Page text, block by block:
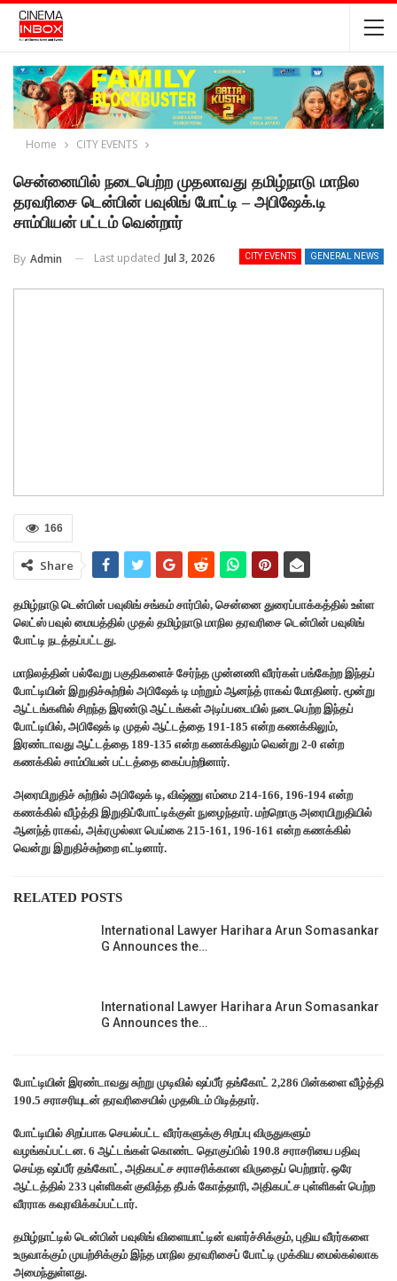
Home CITY EVENTS
சென்னையில் நடைபெற்ற முதலாவது தமிழ்நாடு மாநில
தரவரிசை டென்பின் பவுலிங் போட்டி – அபிஷேக்.டி
சாம்பியன் பட்டம் வென்றார்
CITY EVENTS GENERAL NEWS
By Admin Last updated Jul 3, 2026
166
Share
தமிழ்நாடு டென்பின் பவுலிங் சங்கம் சார்பில், சென்னை துரைப்பாக்கத்தில் உள்ள
லெட்ஸ் பவுல் மையத்தில் முதல் தமிழ்நாடு மாநில தரவரிசை டென்பின் பவுலிங்
போட்டி நடத்தப்பட்டது.
மாநிலத்தின் பல்வேறு பகுதிகளைச் சேர்ந்த முன்னணி வீரர்கள் பங்கேற்ற இந்தப்
போட்டியின் இறுதிச்சுற்றில் அபிஷேக் டி மற்றும் ஆனந்த் ராகவ் மோதினர். மூன்று
ஆட்டங்களில் சிறந்த இரண்டு ஆட்டங்கள் அடிப்படையில் நடைபெற்ற இந்தப்
போட்டியில், அபிஷேக் டி முதல் ஆட்டத்தை 191-185 என்ற கணக்கிலும்,
இரண்டாவது ஆட்டத்தை 189-135 என்ற கணக்கிலும் வென்று 2-0 என்ற
கணக்கில் சாம்பியன் பட்டத்தை கைப்பற்றினார்.
அரையிறுதிச் சுற்றில் அபிஷேக் டி, விஷ்ணு எம்மை 214-166, 196-194 என்ற
கணக்கில் வீழ்த்தி இறுதிப்போட்டிக்குள் நுழைந்தார். மற்றொரு அரையிறுதியில்
ஆனந்த் ராகவ், அக்ரமுல்லா பெய்கை 215-161, 196-161 என்ற கணக்கில்
வென்று இறுதிச்சுற்றை எட்டினார்.
RELATED POSTS
International Lawyer Harihara Arun Somasankar
G Announces the…
International Lawyer Harihara Arun Somasankar
G Announces the…
போட்டியின் இரண்டாவது சுற்று முடிவில் ஷப்பீர் தங்கோட் 2,286 பின்களை வீழ்த்தி
190.5 சராசரியுடன் தரவரிசையில் முதலிடம் பிடித்தார்.
போட்டியில் சிறப்பாக செயல்பட்ட வீரர்களுக்கு சிறப்பு விருதுகளும்
வழங்கப்பட்டன. 6 ஆட்டங்கள் கொண்ட தொகுப்பில் 190.8 சராசரியை பதிவு
செய்த ஷப்பீர் தங்கோட், அதிகபட்ச சராசரிக்கான விருதைப் பெற்றார். ஒரே
ஆட்டத்தில் 233 புள்ளிகள் குவித்த தீபக் கோத்தாரி, அதிகபட்ச புள்ளிகள் பெற்ற
வீரராக கவுரவிக்கப்பட்டார்.
தமிழ்நாட்டில் டென்பின் பவுலிங் விளையாட்டின் வளர்ச்சிக்கும், புதிய வீரர்களை
உருவாக்கும் முயற்சிக்கும் இந்த மாநில தரவரிசைப் போட்டி முக்கிய மைல்கல்லாக
அமைந்துள்ளது.